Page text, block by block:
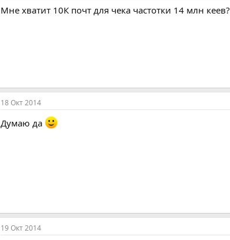
Мне хватит 10К почт для чека частотки 14 млн кеев?
18 Окт 2014
Думаю да
19 Окт 2014